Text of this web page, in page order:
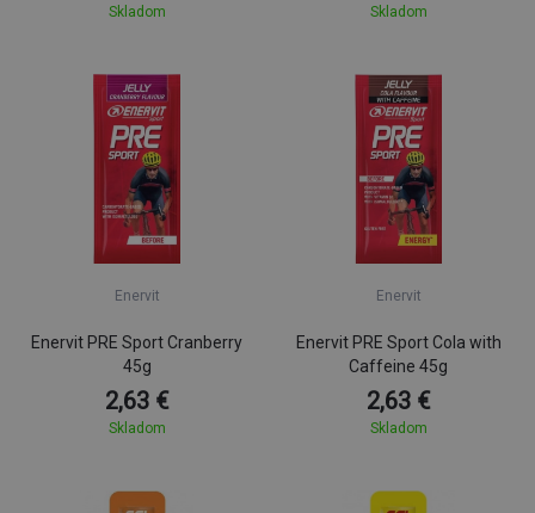
Skladom Skladom
Enervit
Enervit PRE Sport Cranberry
45g
2,63 €
Skladom
Enervit
Enervit PRE Sport Cola with
Caffeine 45g
2,63 €
Skladom